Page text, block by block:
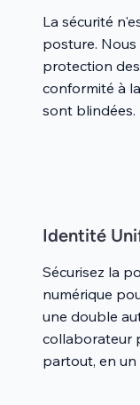
La sécurité
posture.
protection
conformité à
sont blindées.
Identité
Sécurisez la
numérique
une double
collaborateur
partout, en un